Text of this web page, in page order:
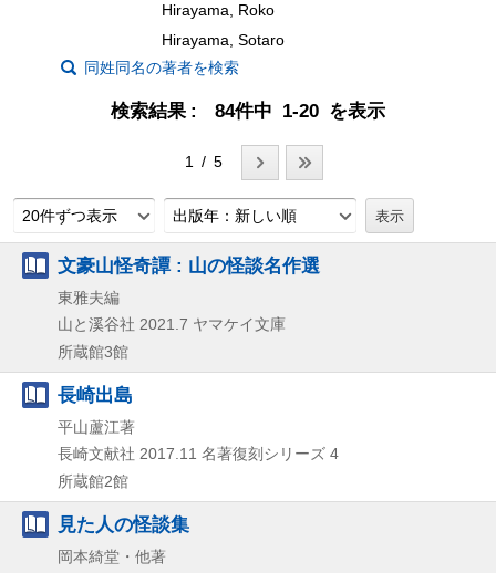
Hirayama, Roko
Hirayama, Sotaro
同姓同名の著者を検索
検索結果 84件中 1-20 を表示
1 / 5
20件ずつ表示 出版年：新しい順
文豪山怪奇譚 : 山の怪談名作選
東雅夫編
山と溪谷社 2021.7 ヤマケイ文庫
所蔵館3館
長崎出島
平山蘆江著
長崎文献社 2017.11 名著復刻シリーズ 4
所蔵館2館
見た人の怪談集
岡本綺堂・他著